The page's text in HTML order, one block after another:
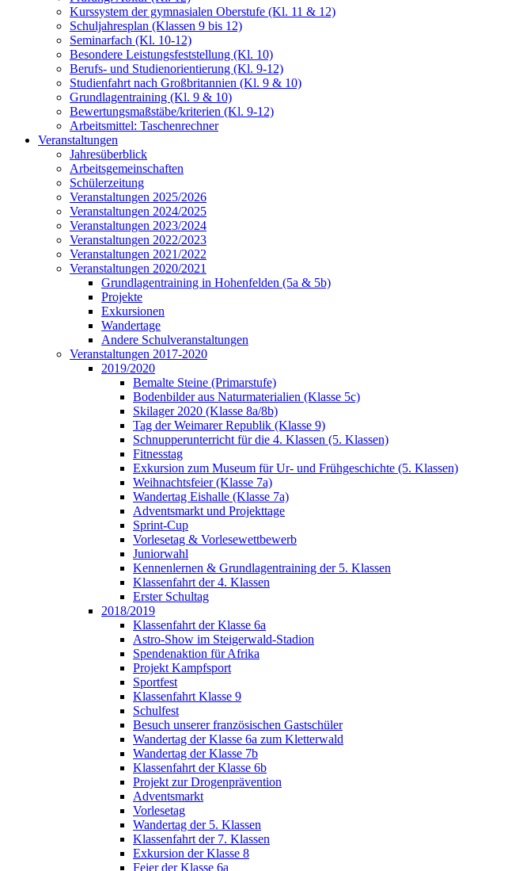
Kurssystem der gymnasialen Oberstufe (Kl. 11 & 12)
Schuljahresplan (Klassen 9 bis 12)
Seminarfach (Kl. 10-12)
Besondere Leistungsfeststellung (Kl. 10)
Berufs- und Studienorientierung (Kl. 9-12)
Studienfahrt nach Großbritannien (Kl. 9 & 10)
Grundlagentraining (Kl. 9 & 10)
Bewertungsmaßstäbe/kriterien (Kl. 9-12)
Arbeitsmittel: Taschenrechner
Veranstaltungen
Jahresüberblick
Arbeitsgemeinschaften
Schülerzeitung
Veranstaltungen 2025/2026
Veranstaltungen 2024/2025
Veranstaltungen 2023/2024
Veranstaltungen 2022/2023
Veranstaltungen 2021/2022
Veranstaltungen 2020/2021
Grundlagentraining in Hohenfelden (5a & 5b)
Projekte
Exkursionen
Wandertage
Andere Schulveranstaltungen
Veranstaltungen 2017-2020
2019/2020
Bemalte Steine (Primarstufe)
Bodenbilder aus Naturmaterialien (Klasse 5c)
Skilager 2020 (Klasse 8a/8b)
Tag der Weimarer Republik (Klasse 9)
Schnupperunterricht für die 4. Klassen (5. Klassen)
Fitnesstag
Exkursion zum Museum für Ur- und Frühgeschichte (5. Klassen)
Weihnachtsfeier (Klasse 7a)
Wandertag Eishalle (Klasse 7a)
Adventsmarkt und Projekttage
Sprint-Cup
Vorlesetag & Vorlesewettbewerb
Juniorwahl
Kennenlernen & Grundlagentraining der 5. Klassen
Klassenfahrt der 4. Klassen
Erster Schultag
2018/2019
Klassenfahrt der Klasse 6a
Astro-Show im Steigerwald-Stadion
Spendenaktion für Afrika
Projekt Kampfsport
Sportfest
Klassenfahrt Klasse 9
Schulfest
Besuch unserer französischen Gastschüler
Wandertag der Klasse 6a zum Kletterwald
Wandertag der Klasse 7b
Klassenfahrt der Klasse 6b
Projekt zur Drogenprävention
Adventsmarkt
Vorlesetag
Wandertag der 5. Klassen
Klassenfahrt der 7. Klassen
Exkursion der Klasse 8
Feier der Klasse 6a